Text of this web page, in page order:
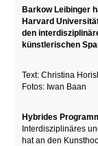
Barkow Leibinger
Harvard
den
künstlerischen
Text: Christina
Fotos: Iwan Baan
Hybrides
Interdisziplinäres
hat an den